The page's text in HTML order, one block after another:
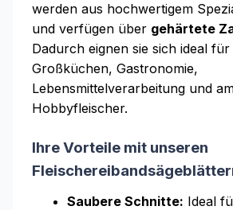
werden aus hochwertigem
und verfügen über gehärtete
Dadurch eignen sie sich ideal
Großküchen, Gastronomie,
Lebensmittelverarbeitung und
Hobbyfleischer.
Ihre Vorteile mit unseren
Saubere Schnitte: Ideal